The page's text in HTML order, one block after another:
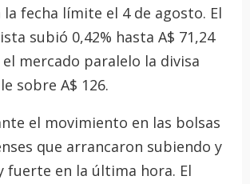
la fecha límite el 4 de agosto. El
subió 0,42% hasta A$ 71,24
mercado paralelo la divisa
sobre A$ 126.
el movimiento en las bolsas
que arrancaron subiendo y
fuerte en la última hora. El